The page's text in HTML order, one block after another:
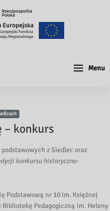
Menu
– konkurs
z Siedlec oraz
konkursu historyczno-
Podstawową nr 10 im. Księżnej
Pedagogiczną im. Heleny